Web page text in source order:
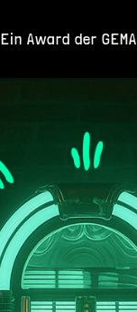
Ein Award der GEMA